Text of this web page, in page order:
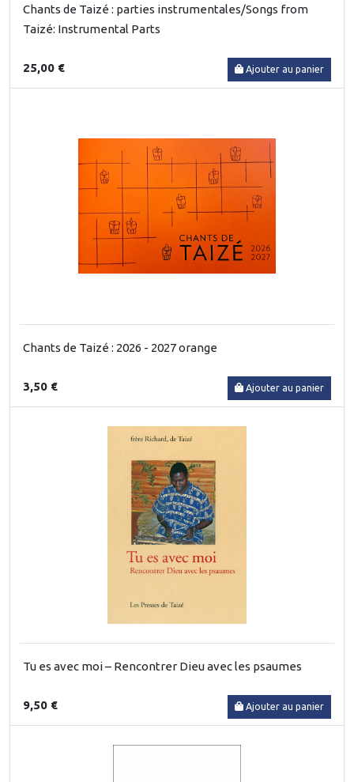
Chants de Taizé : parties instrumentales/Songs from
Taizé: Instrumental Parts
25,00 € Ajouter au panier
Chants de Taizé : 2026 - 2027 orange
3,50 € Ajouter au panier
Tu es avec moi – Rencontrer Dieu avec les psaumes
9,50 € Ajouter au panier